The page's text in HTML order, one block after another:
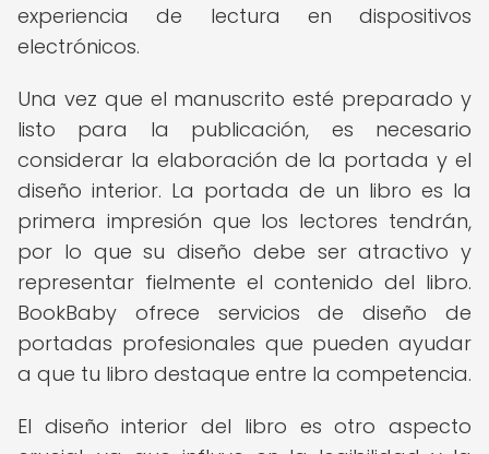
experiencia de lectura en dispositivos
electrónicos.
Una vez que el manuscrito esté preparado y
listo para la publicación, es necesario
considerar la elaboración de la portada y el
diseño interior. La portada de un libro es la
primera impresión que los lectores tendrán,
por lo que su diseño debe ser atractivo y
representar fielmente el contenido del libro.
BookBaby ofrece servicios de diseño de
portadas profesionales que pueden ayudar
a que tu libro destaque entre la competencia.
El diseño interior del libro es otro aspecto